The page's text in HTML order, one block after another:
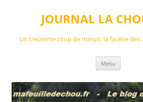
JOURNAL LA
Un treizième coup de minuit, la facétie des
Menu